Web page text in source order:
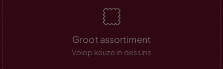
Groot assortiment
Volop keuze in dessins